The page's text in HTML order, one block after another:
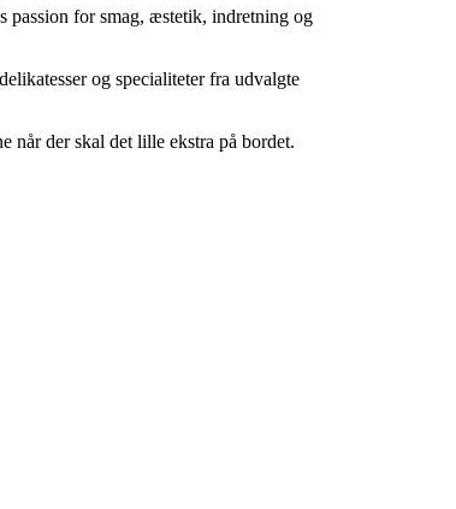
passion for smag, æstetik, indretning og
og specialiteter fra udvalgte
når der skal det lille ekstra på bordet.